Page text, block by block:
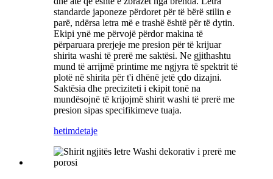
standarde japoneze përdoret për të bërë stilin e
parë, ndërsa letra më e trashë është për të dytin.
Ekipi ynë me përvojë përdor makina të
përparuara prerjeje me presion për të krijuar
shirita washi të prerë me saktësi. Ne gjithashtu
mund të arrijmë printime me ngjyra të spektrit të
plotë në shirita për t'i dhënë jetë çdo dizajni.
Saktësia dhe preciziteti i ekipit tonë na
mundësojnë të krijojmë shirit washi të prerë me
presion sipas specifikimeve tuaja.
hetimdetaje